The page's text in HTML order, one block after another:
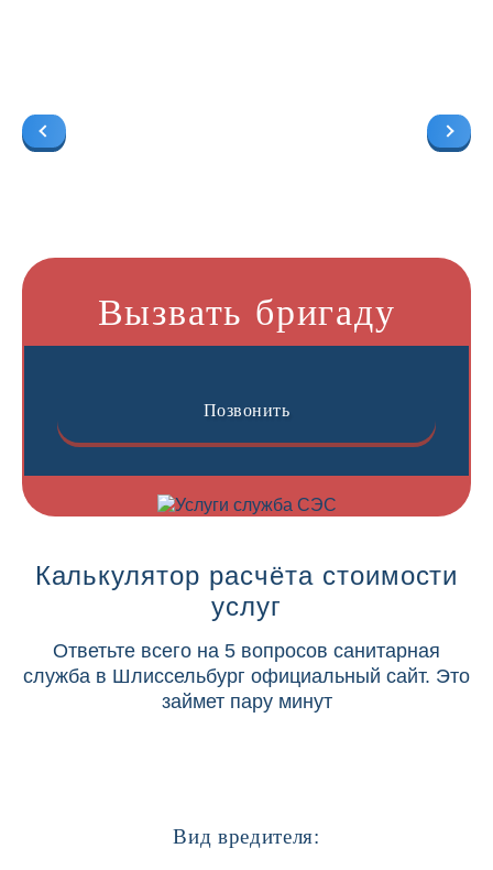
Вызвать бригаду
Позвонить
Калькулятор расчёта стоимости
услуг
Ответьте всего на 5 вопросов санитарная
служба в Шлиссельбург официальный сайт. Это
займет пару минут
Вид вредителя: